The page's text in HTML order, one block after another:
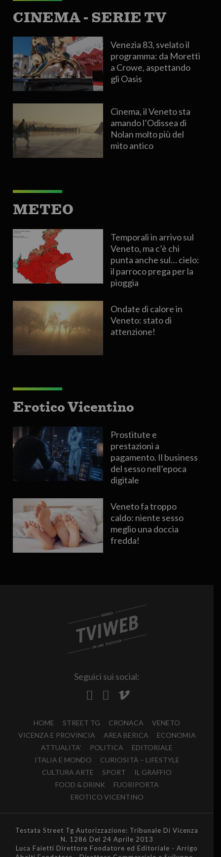
CINEMA - SERIE TV
Venezia 83, svelato il
programma: da Moretti
a Crowe, aspettando
gli Oasis
Cinema, il Veneto sta
amando l’Odissea di
Nolan molto più del
mito antico
METEO
Temporali in arrivo sul
Veneto, ma c’è chi
punta anche sul… cielo:
il parroco prega per la
pioggia
Ondate di calore in
Veneto: stato di
attenzione!
Erotico Vicentino
Prostitute e
prestazioni a
pagamento. Il business
del sesso nell’epoca
digitale
Veneto fa troppo
caldo: niente sesso
meglio una doccia
fredda!
Seguici sui social:
HOME STREET TG CRONACA
VENETO
VICENZA E PROVINCIA
AREA BERICA
ECONOMIA
ATTUALITA’
POLITICA
EDITORIALE
ITALIA E MONDO
CURIOSITÀ – LIFESTYLE
CULTURA ARTE
SPORT
IL GRAFFIO
FOOD & DRINK
FUORIPORTA
EROTICO VICENTINO
Testata Street Tg Autorizzazione: Tribunale Di Vicenza
N. 1286 Del 24 Aprile 2013
Luca Faietti Direttore Fondatore ed Editoriale - Arrigo